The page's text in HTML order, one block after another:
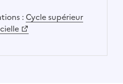
: Cycle supérieur